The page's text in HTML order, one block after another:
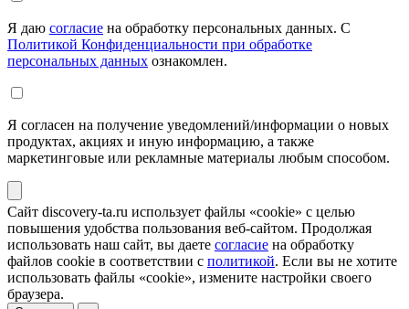
Я даю согласие на обработку персональных данных. С
Политикой Конфиденциальности при обработке
персональных данных ознакомлен.
Я согласен на получение уведомлений/информации о новых
продуктах, акциях и иную информацию, а также
маркетинговые или рекламные материалы любым способом.
Сайт discovery-ta.ru использует файлы «cookie» с целью
повышения удобства пользования веб-сайтом. Продолжая
использовать наш сайт, вы даете согласие на обработку
файлов cookie в соответствии с политикой. Если вы не хотите
использовать файлы «cookie», измените настройки своего
браузера.